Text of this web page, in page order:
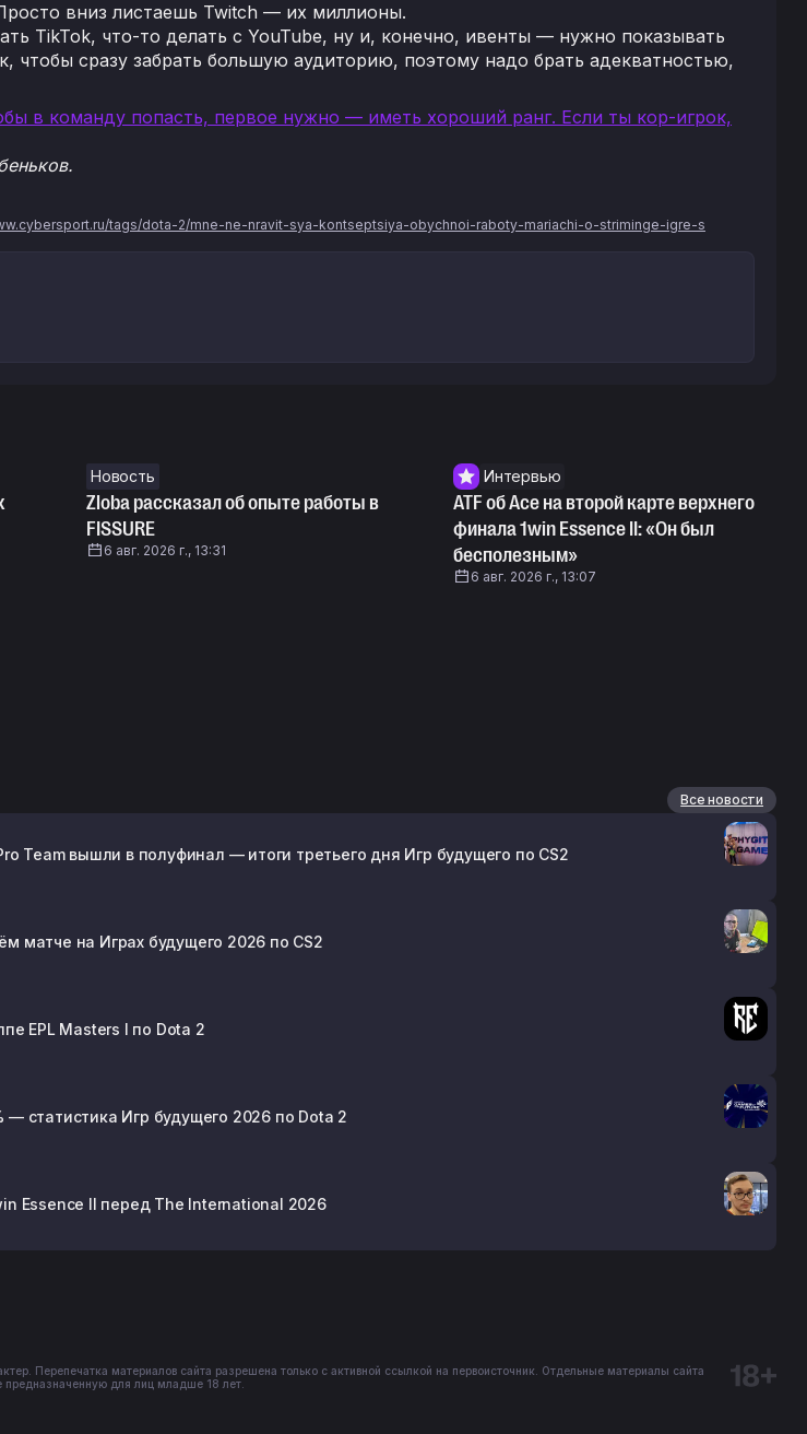
вниз листаешь Twitch — их миллионы.
TikTok, что-то делать с YouTube, ну и, конечно, ивенты — нужно показывать
чтобы сразу забрать большую аудиторию, поэтому надо брать адекватностью,
в команду попасть, первое нужно — иметь хороший ранг. Если ты кор-игрок,
tags/dota-2/mne-ne-nravit-sya-kontseptsiya-obychnoi-raboty-mariachi-o-striminge-igre-s
Новость
Zloba рассказал об опыте работы в
FISSURE
6 авг. 2026 г., 13:31
Интервью
ATF об Ace на второй карте верхнего
финала 1win Essence II: «Он был
бесполезным»
6 авг. 2026 г., 13:07
Все новости
Team вышли в полуфинал — итоги третьего дня Игр будущего по CS2
матче на Играх будущего 2026 по CS2
EPL Masters I по Dota 2
— статистика Игр будущего 2026 по Dota 2
Essence II перед The International 2026
Перепечатка материалов сайта разрешена только с активной ссылкой на первоисточник. Отдельные материалы сайта
для лиц младше 18 лет.